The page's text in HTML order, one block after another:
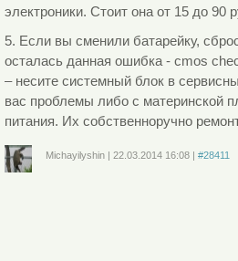
электроники. Стоит она от 15 до 90
5. Если вы сменили батарейку,
осталась данная ошибка - cmos
– несите системный блок в
вас проблемы либо с материнской
питания. Их собственноручно
Michayilyshin| 22.03.2014 16:08| #28411